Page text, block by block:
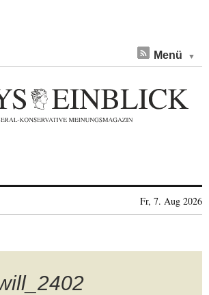
Menü
Fr, 7. Aug 2026